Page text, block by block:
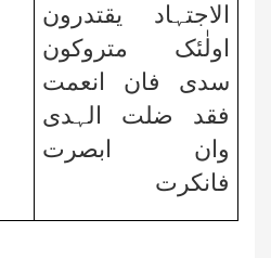
الاجتہاد یقتدرون
اولٰئک متروکون
سدی فان انعمت
فقد ضلت الہدی
وان ابصرت
فانکرت